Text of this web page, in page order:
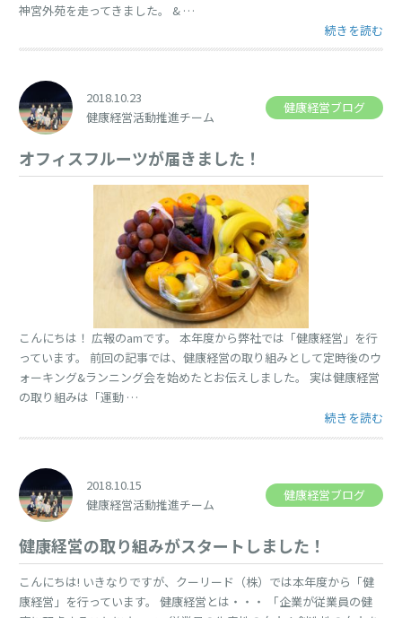
神宮外苑を走ってきました。 & …
“明治神宮外
続きを読む
2018.10.23
健康経営活動推進チーム
健康経営ブログ
オフィスフルーツが届きました！
こんにちは！ 広報のamです。 本年度から弊社では「健康経営」を行
っています。 前回の記事では、健康経営の取り組みとして定時後のウ
ォーキング&ランニング会を始めたとお伝えしました。 実は健康経営
の取り組みは「運動 …
“オフィスフ
続きを読む
2018.10.15
健康経営活動推進チーム
健康経営ブログ
健康経営の取り組みがスタートしました！
こんにちは! いきなりですが、クーリード（株）では本年度から「健
康経営」を行っています。 健康経営とは・・・ 「企業が従業員の健